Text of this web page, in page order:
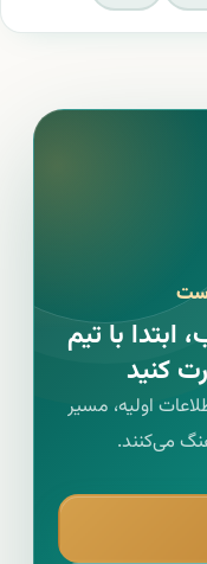
ابتدا با تیم
کنید
اولیه، مسیر
می‌کنند.